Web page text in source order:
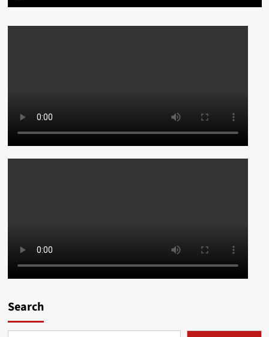
Search